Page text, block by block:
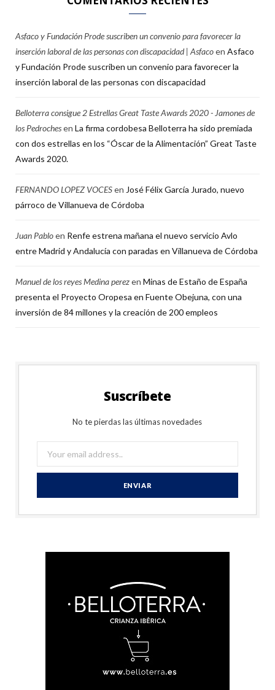
Asfaco y Fundación Prode suscriben un convenio para favorecer la
inserción laboral de las personas con discapacidad | Asfacoen Asfaco
y Fundación Prode suscriben un convenio para favorecer la
inserción laboral de las personas con discapacidad
Belloterra consigue 2 Estrellas Great Taste Awards 2020 - Jamones de
los Pedrochesen La firma cordobesa Belloterra ha sido premiada
con dos estrellas en los “Óscar de la Alimentación” Great Taste
Awards 2020.
FERNANDO LOPEZ VOCESen José Félix García Jurado, nuevo
párroco de Villanueva de Córdoba
Juan Pabloen Renfe estrena mañana el nuevo servicio Avlo
entre Madrid y Andalucía con paradas en Villanueva de Córdoba
Manuel de los reyes Medina perezen Minas de Estaño de España
presenta el Proyecto Oropesa en Fuente Obejuna, con una
inversión de 84 millones y la creación de 200 empleos
Suscríbete
No te pierdas las últimas novedades